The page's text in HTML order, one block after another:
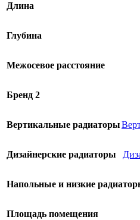
Длина
Глубина
Межосевое расстояние
Бренд 2
Вертикальные радиаторы
Дизайнерские радиаторы
Напольные и низкие
Площадь помещения